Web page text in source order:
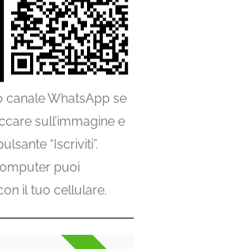
canale WhatsApp se
sull’immagine e
“Iscriviti”.
puoi
il tuo cellulare.